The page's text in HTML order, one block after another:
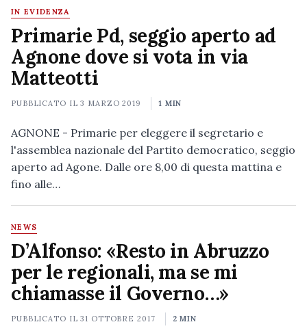
IN EVIDENZA
Primarie Pd, seggio aperto ad
Agnone dove si vota in via
Matteotti
PUBBLICATO IL3 MARZO 2019 1 MIN
AGNONE - Primarie per eleggere il segretario e
l'assemblea nazionale del Partito democratico, seggio
aperto ad Agone. Dalle ore 8,00 di questa mattina e
fino alle…
NEWS
D’Alfonso: «Resto in Abruzzo
per le regionali, ma se mi
chiamasse il Governo…»
PUBBLICATO IL31 OTTOBRE 2017 2 MIN